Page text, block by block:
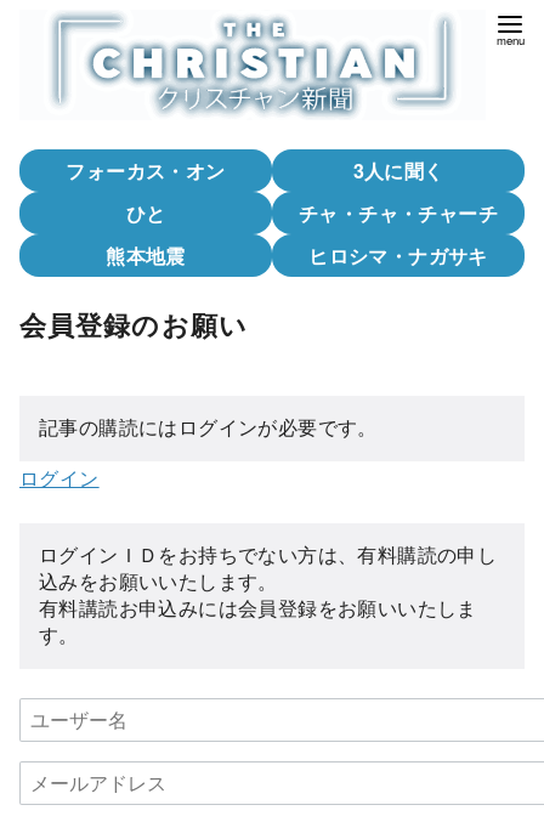
フォーカス・オン
3人に聞く
ひと
チャ・チャ・チャーチ
熊本地震
ヒロシマ・ナガサキ
会員登録のお願い
記事の購読にはログインが必要です。
ログイン
ログインＩＤをお持ちでない方は、有料購読の申し
込みをお願いいたします。
有料講読お申込みには会員登録をお願いいたしま
す。